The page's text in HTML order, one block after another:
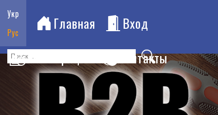
Укр
Рус
Главная
Вход
Регистрация
Контакты